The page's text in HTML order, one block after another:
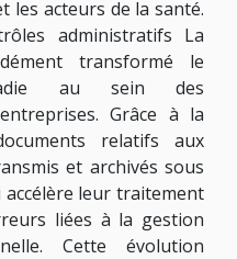
les acteurs de la santé.
administratifs La
transformé le
au sein des
Grâce à la
relatifs aux
et archivés sous
leur traitement
liées à la gestion
Cette évolution